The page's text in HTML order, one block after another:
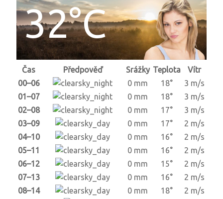
32°C
Čas Předpověď Srážky Teplota
Vítr
00–06
0 mm 18°
3 m/s
01–07
0 mm 18°
3 m/s
02–08
0 mm 17°
3 m/s
03–09
0 mm 17°
2 m/s
04–10
0 mm 16°
2 m/s
05–11
0 mm 16°
2 m/s
06–12
0 mm 15°
2 m/s
07–13
0 mm 16°
2 m/s
08–14
0 mm 18°
2 m/s